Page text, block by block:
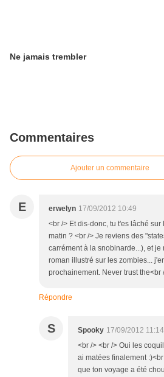
Ne jamais trembler
Commentaires
Ajouter un commentaire
E erwelyn 17/09/2012 10:49
<br /> Et dis-donc, tu t'es lâché
matin ? <br /> Je reviens des
carrément à la snobinarde...), et
roman illustré sur les zombies...
prochainement. Never trust the<br
Répondre
S Spooky 17/09/2012 11:14
<br /> <br /> Oui les
ai matées finalement
que ton voyage a été